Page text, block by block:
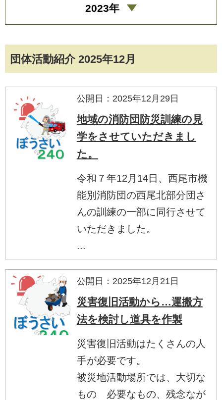
団体活動紹介 2025年12月
公開日：2025年12月29日
地域の消防団防災訓練の見
学をさせていただきまし
た。
令和７年12月14日、西尾市機
能別消防団の西尾北部分団さ
んの訓練の一部に同行させて
いただきました。
...
公開日：2025年12月21日
災害復旧活動から…運搬方
法を検討し道具を作製
災害復旧活動はたくさんの人
手が必要です。
被災地活動場所では、大切な
もの 必要なもの、残念なが
2023年